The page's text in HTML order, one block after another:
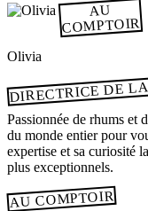
AU
COMPTOIR
Olivia
DIRECTRICE DE
Passionnée de rhums et
du monde entier pour
expertise et sa curiosité
plus exceptionnels.
AU COMPTOIR